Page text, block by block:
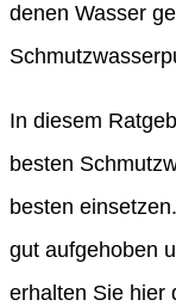
denen Wasser
In diesem
besten
besten
gut aufgehoben
erhalten Sie hier